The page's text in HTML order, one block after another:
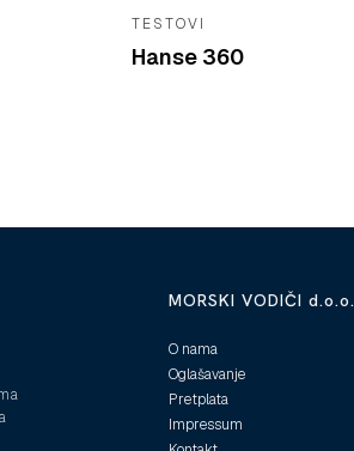
TESTOVI
Hanse 360
MORSKI VODIČI d.o.o.
O nama
Oglašavanje
Pretplata
Impressum